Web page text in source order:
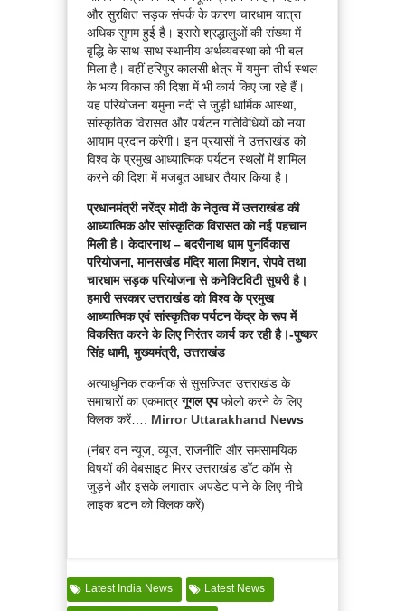
और सुरक्षित सड़क संपर्क के कारण चारधाम यात्रा
अधिक सुगम हुई है। इससे श्रद्धालुओं की संख्या में
वृद्धि के साथ-साथ स्थानीय अर्थव्यवस्था को भी बल
मिला है। वहीं हरिपुर कालसी क्षेत्र में यमुना तीर्थ स्थल
के भव्य विकास की दिशा में भी कार्य किए जा रहे हैं।
यह परियोजना यमुना नदी से जुड़ी धार्मिक आस्था,
सांस्कृतिक विरासत और पर्यटन गतिविधियों को नया
आयाम प्रदान करेगी। इन प्रयासों ने उत्तराखंड को
विश्व के प्रमुख आध्यात्मिक पर्यटन स्थलों में शामिल
करने की दिशा में मजबूत आधार तैयार किया है।
प्रधानमंत्री नरेंद्र मोदी के नेतृत्व में उत्तराखंड की
आध्यात्मिक और सांस्कृतिक विरासत को नई पहचान
मिली है। केदारनाथ – बदरीनाथ धाम पुनर्विकास
परियोजना, मानसखंड मंदिर माला मिशन, रोपवे तथा
चारधाम सड़क परियोजना से कनेक्टिविटी सुधरी है।
हमारी सरकार उत्तराखंड को विश्व के प्रमुख
आध्यात्मिक एवं सांस्कृतिक पर्यटन केंद्र के रूप में
विकसित करने के लिए निरंतर कार्य कर रही है।-पुष्कर
सिंह धामी, मुख्यमंत्री, उत्तराखंड
अत्याधुनिक तकनीक से सुसज्जित उत्तराखंड के
समाचारों का एकमात्रगूगल एपफोलो करने के लिए
क्लिक करें…. Mirror Uttarakhand News
(नंबर वन न्यूज, व्यूज, राजनीति और समसामयिक
विषयों की वेबसाइट मिरर उत्तराखंड डॉट कॉम से
जुड़ने और इसके लगातार अपडेट पाने के लिए नीचे
लाइक बटन को क्लिक करें)
Latest India News Latest News